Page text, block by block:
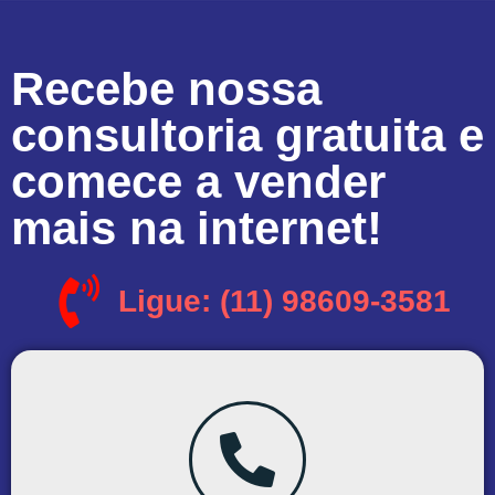
Recebe nossa
consultoria gratuita e
comece a vender
mais na internet!
Ligue: (11) 98609-3581